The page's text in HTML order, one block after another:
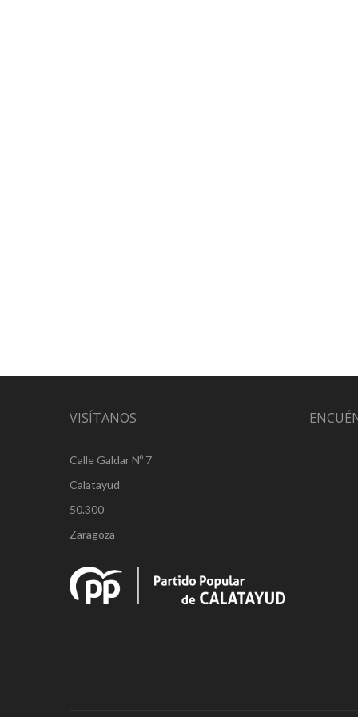
VISÍTANOS
Calle Galdar Nº 7
Calatayud
50.300
Zaragoza